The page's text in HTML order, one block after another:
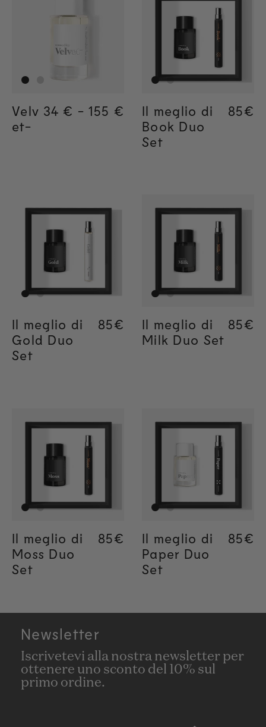
Velv
et-
Regular price
34 € - 155 €
Regular price
155€
Regular price
34€
Il meglio di
Book Duo
Set
85€
Il meglio di
Gold Duo
Set
Regular price
85€
Regular price
85€
Il meglio di
Milk Duo Set
85€
85€
Il meglio di
Moss Duo
Set
Regular price
85€
Regular price
85€
Il meglio di
Paper Duo
Set
85€
Newsletter
Iscrivetevi alla nostra newsletter per
ottenere uno sconto del 10% sul
primo ordine.